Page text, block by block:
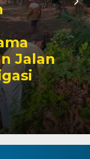
Audiensi
Kapolres
dan